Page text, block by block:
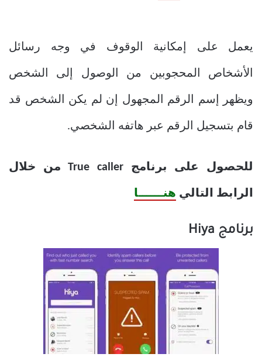
يعمل على إمكانية الوقوف في وجه رسائل
الأشخاص المحجوبين من الوصول إلى الشخص
ويظهر إسم الرقم المجهول إن لم يكن الشخص قد
قام بتسجيل الرقم عبر هاتفه الشخصي.
للحصول على برنامج True caller من خلال
الرابط التالي هنــــــا
برنامج Hiya